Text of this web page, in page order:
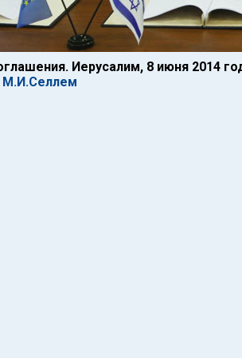
Иерусалим, 8 июня 2014
М.И.Селлем